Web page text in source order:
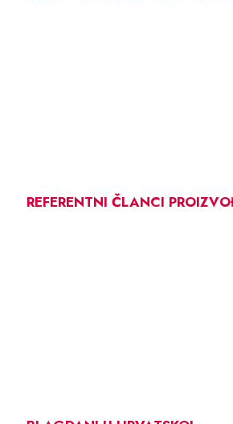
REFERENTNI ČLANCI